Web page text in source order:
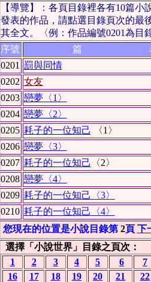
【導覽】：各頁目錄裡各有10篇
發表的作品，請點選目錄頁次的最
其全文。〈例：作品編號0201為目
序號
篇
0201 罰與同情
0202 女友
0203 戀夢〈1〉
0204 戀夢〈2〉
0205 耗子的一位知己 〈1〉
0206 戀夢〈3〉
0207 耗子的一位知己 〈2〉
0208 戀夢〈4〉
0209 耗子的一位知己〈3〉
0210 耗子的一位知己〈4〉
您現在的位置是小說目錄第2頁 下
選擇「小說世界」目錄之頁次：
1
2 3 4 5 6
7
16
17 18 19 20 21 22